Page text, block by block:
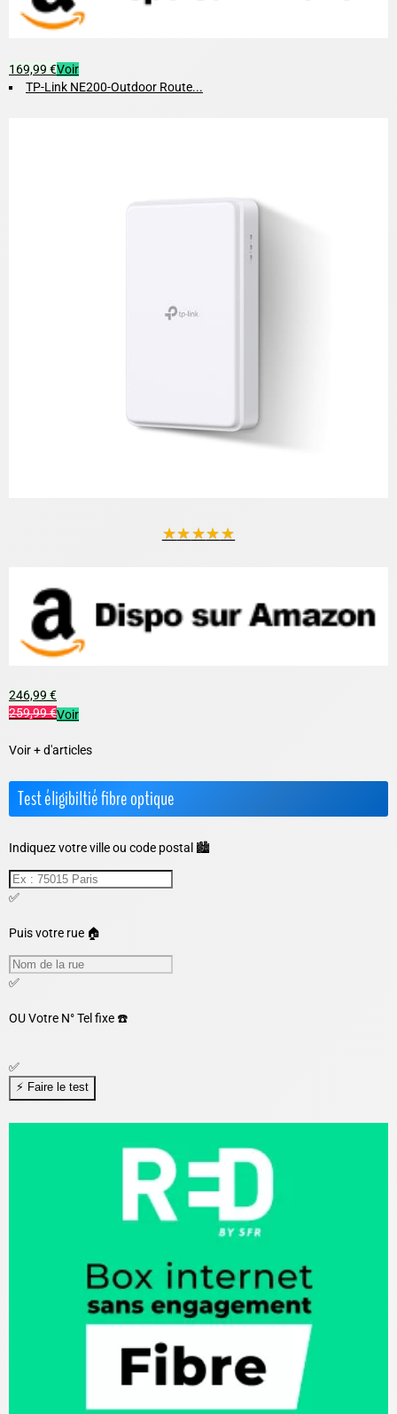
169,99 €Voir
TP-Link NE200-Outdoor Route...
★★★★★
246,99 €
259,99 €Voir
Voir + d'articles
Test éligibiltié fibre optique
Indiquez votre ville ou code postal 🏙️
✅
Puis votre rue 🏠
✅
OUVotre N° Tel fixe ☎️
✅